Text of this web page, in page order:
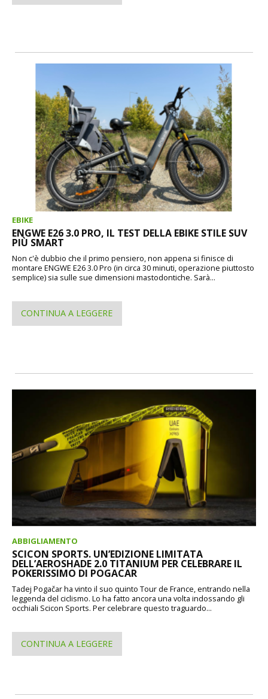
EBIKE
ENGWE E26 3.0 PRO, IL TEST DELLA EBIKE STILE SUV
PIÙ SMART
Non c'è dubbio che il primo pensiero, non appena si finisce di
montare ENGWE E26 3.0 Pro (in circa 30 minuti, operazione piuttosto
semplice) sia sulle sue dimensioni mastodontiche. Sarà...
CONTINUA A LEGGERE
ABBIGLIAMENTO
SCICON SPORTS. UN’EDIZIONE LIMITATA
DELL’AEROSHADE 2.0 TITANIUM PER CELEBRARE IL
POKERISSIMO DI POGACAR
Tadej Pogačar ha vinto il suo quinto Tour de France, entrando nella
leggenda del ciclismo. Lo ha fatto ancora una volta indossando gli
occhiali Scicon Sports. Per celebrare questo traguardo...
CONTINUA A LEGGERE